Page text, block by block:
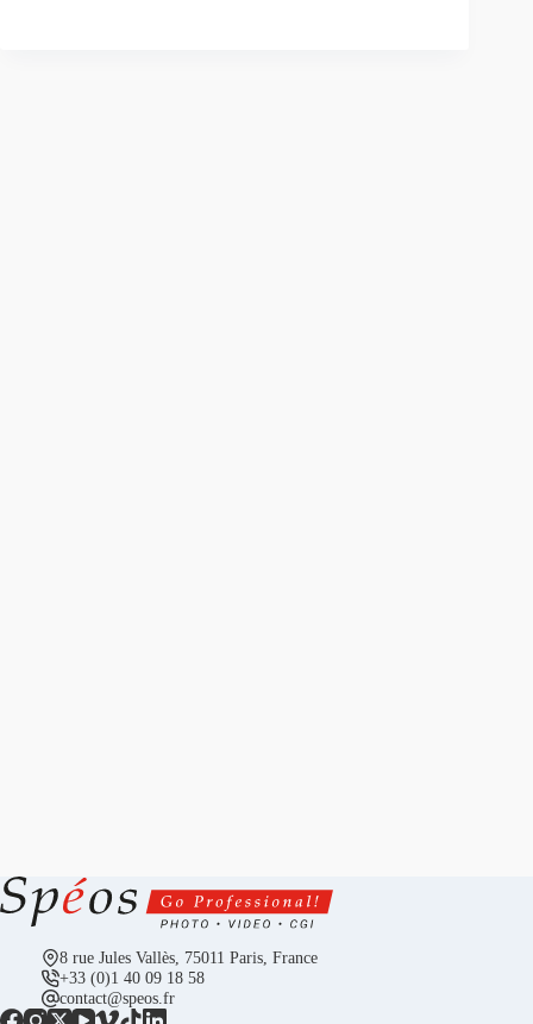
8 rue Jules Vallès, 75011 Paris, France
+33 (0)1 40 09 18 58
contact@speos.fr